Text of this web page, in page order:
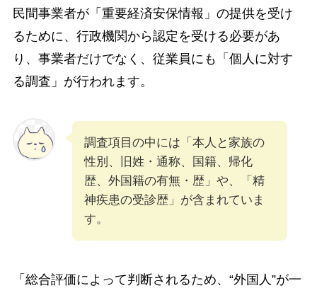
民間事業者が「重要経済安保情報」の提供を受け
るために、行政機関から認定を受ける必要があ
り、事業者だけでなく、従業員にも「個人に対す
る調査」が行われます。
調査項目の中には「本人と家族の
性別、旧姓・通称、国籍、帰化
歴、外国籍の有無・歴」や、「精
神疾患の受診歴」が含まれていま
す。
「総合評価によって判断されるため、“外国人”が一